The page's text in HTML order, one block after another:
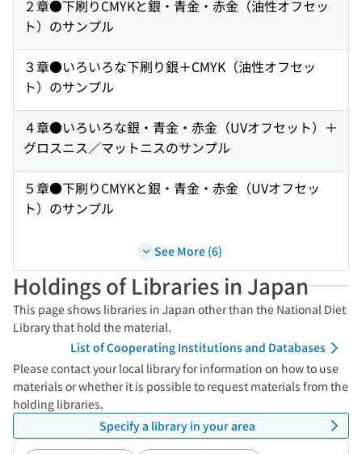
２章●下刷りCMYKと銀・青金・赤金（油性オフセッ
ト）のサンプル
３章●いろいろな下刷り銀＋CMYK（油性オフセッ
ト）のサンプル
４章●いろいろな銀・青金・赤金（UVオフセット）＋
グロスニス／マットニスのサンプル
５章●下刷りCMYKと銀・青金・赤金（UVオフセッ
ト）のサンプル
See More (6)
Holdings of Libraries in Japan
This page shows libraries in Japan other than the National Diet
Library that hold the material.
List of Cooperating Institutions and Databases
Please contact your local library for information on how to use
materials or whether it is possible to request materials from the
holding libraries.
Specify a library in your area